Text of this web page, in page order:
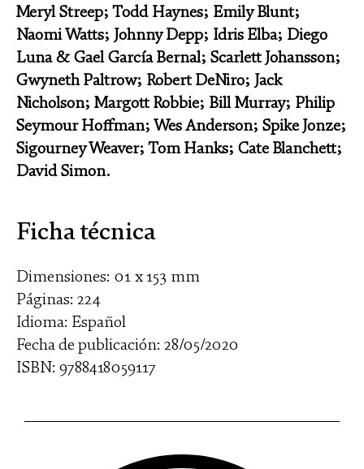
Meryl Streep; Todd Haynes; Emily Blunt;
Naomi Watts; Johnny Depp; Idris Elba; Diego
Luna & Gael García Bernal; Scarlett Johansson;
Gwyneth Paltrow; Robert DeNiro; Jack
Nicholson; Margott Robbie; Bill Murray; Philip
Seymour Hoffman; Wes Anderson; Spike Jonze;
Sigourney Weaver; Tom Hanks; Cate Blanchett;
David Simon.
Ficha técnica
Dimensiones: 01 x 153 mm
Páginas: 224
Idioma: Español
Fecha de publicación: 28/05/2020
ISBN: 9788418059117